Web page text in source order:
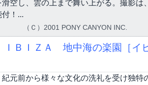
空し、雲の上まで舞い上がる。撮影は
！...
（Ｃ）2001 PONY CANYON INC.
ＢＩＺＡ 地中海の楽園［イビ
元前から様々な文化の洗礼を受け独特